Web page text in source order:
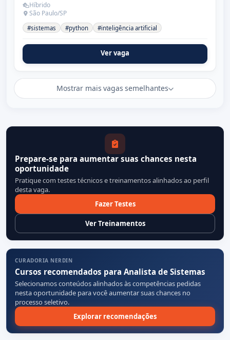
Híbrido
São Paulo/SP
#sistemas #python #inteligência artificial
Ver vaga
Mostrar mais vagas semelhantes
Prepare-se para aumentar suas chances nesta
oportunidade
Pratique com testes técnicos e treinamentos alinhados ao perfil
desta vaga.
Fazer Testes
Ver Treinamentos
CURADORIA NERDIN
Cursos recomendados para Analista de Sistemas
Selecionamos conteúdos alinhados às competências pedidas
nesta oportunidade para você aumentar suas chances no
processo seletivo.
Explorar recomendações